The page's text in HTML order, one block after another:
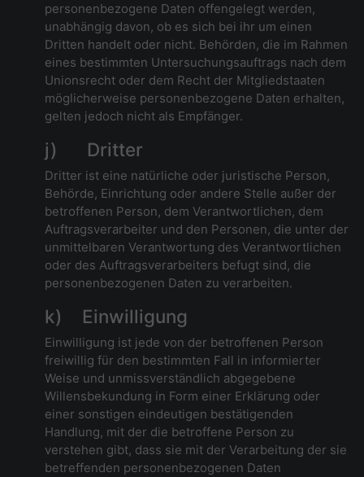
personenbezogene Daten offengelegt werden,
unabhängig davon, ob es sich bei ihr um einen
Dritten handelt oder nicht. Behörden, die im Rahmen
eines bestimmten Untersuchungsauftrags nach dem
Unionsrecht oder dem Recht der Mitgliedstaaten
möglicherweise personenbezogene Daten erhalten,
gelten jedoch nicht als Empfänger.
j) Dritter
Dritter ist eine natürliche oder juristische Person,
Behörde, Einrichtung oder andere Stelle außer der
betroffenen Person, dem Verantwortlichen, dem
Auftragsverarbeiter und den Personen, die unter der
unmittelbaren Verantwortung des Verantwortlichen
oder des Auftragsverarbeiters befugt sind, die
personenbezogenen Daten zu verarbeiten.
k) Einwilligung
Einwilligung ist jede von der betroffenen Person
freiwillig für den bestimmten Fall in informierter
Weise und unmissverständlich abgegebene
Willensbekundung in Form einer Erklärung oder
einer sonstigen eindeutigen bestätigenden
Handlung, mit der die betroffene Person zu
verstehen gibt, dass sie mit der Verarbeitung der sie
betreffenden personenbezogenen Daten